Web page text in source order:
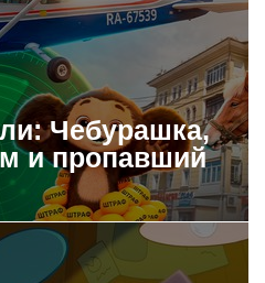
Чебурашка,
и пропавший